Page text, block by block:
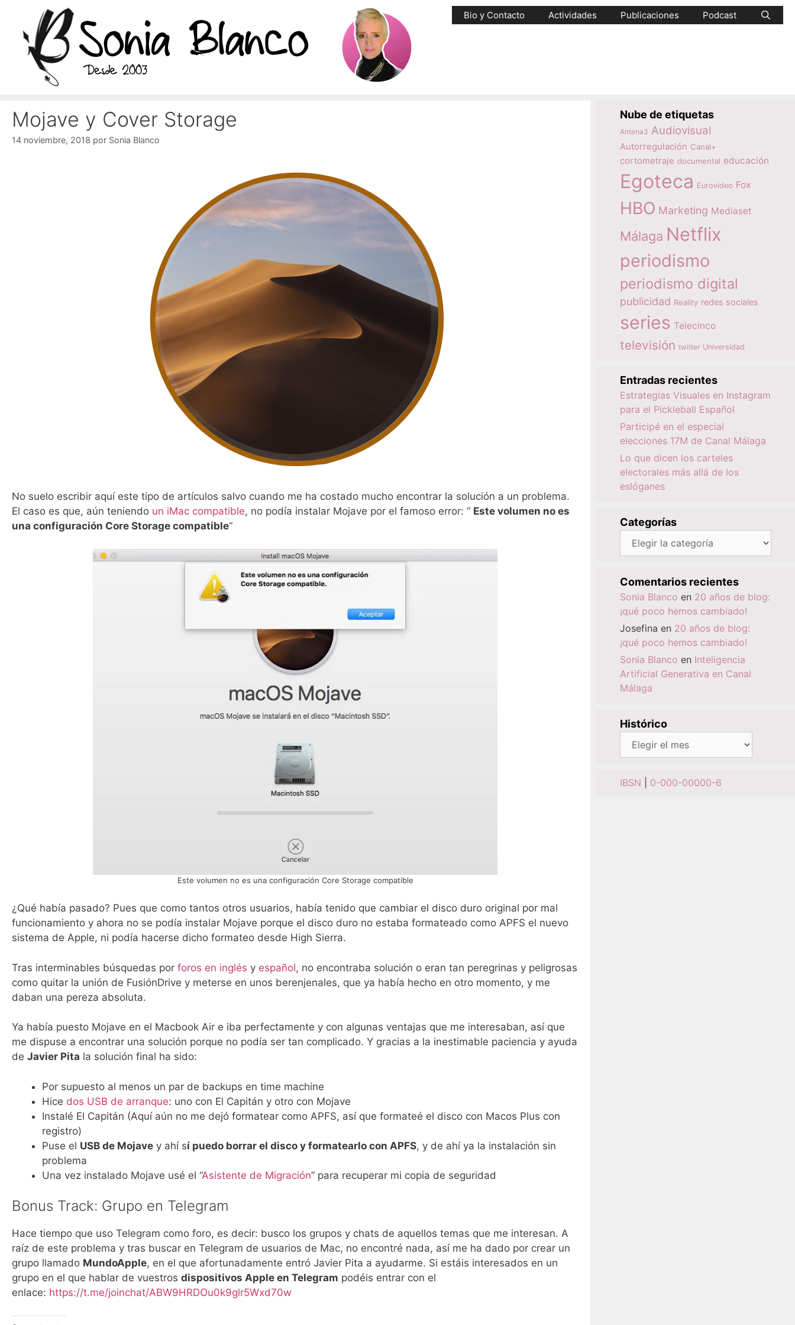
contenido
Bio y Contacto Actividades Publicaciones Podcast
Mojave y Cover Storage
14 noviembre, 2018 por Sonia Blanco
No suelo escribir aquí este tipo de artículos salvo cuando me ha costado mucho encontrar la solución a un problema.
El caso es que, aún teniendo un iMac compatible, no podía instalar Mojave por el famoso error: ” Este volumen no es
una configuración Core Storage compatible“
Este volumen no es una configuración Core Storage compatible
¿Qué había pasado? Pues que como tantos otros usuarios, había tenido que cambiar el disco duro original por mal
funcionamiento y ahora no se podía instalar Mojave porque el disco duro no estaba formateado como APFS el nuevo
sistema de Apple, ni podía hacerse dicho formateo desde High Sierra.
Tras interminables búsquedas por foros en inglés y español, no encontraba solución o eran tan peregrinas y peligrosas
como quitar la unión de FusiónDrive y meterse en unos berenjenales, que ya había hecho en otro momento, y me
daban una pereza absoluta.
Ya había puesto Mojave en el Macbook Air e iba perfectamente y con algunas ventajas que me interesaban, así que
me dispuse a encontrar una solución porque no podía ser tan complicado. Y gracias a la inestimable paciencia y ayuda
de Javier Pita la solución final ha sido:
Por supuesto al menos un par de backups en time machine
Hice dos USB de arranque: uno con El Capitán y otro con Mojave
Instalé El Capitán (Aquí aún no me dejó formatear como APFS, así que formateé el disco con Macos Plus con
registro)
Puse el USB de Mojave y ahí sí puedo borrar el disco y formatearlo con APFS, y de ahí ya la instalación sin
problema
Una vez instalado Mojave usé el “Asistente de Migración” para recuperar mi copia de seguridad
Bonus Track: Grupo en Telegram
Hace tiempo que uso Telegram como foro, es decir: busco los grupos y chats de aquellos temas que me interesan. A
raíz de este problema y tras buscar en Telegram de usuarios de Mac, no encontré nada, así me ha dado por crear un
grupo llamado MundoApple, en el que afortunadamente entró Javier Pita a ayudarme. Si estáis interesados en un
grupo en el que hablar de vuestros dispositivos Apple en Telegram podéis entrar con el
enlace: https://t.me/joinchat/ABW9HRDOu0k9glr5Wxd70w
Nube de etiquetas
Antena3 Audiovisual
Autorregulación Canal+
cortometraje documental educación
Egoteca Eurovideo Fox
HBO Marketing Mediaset
Málaga Netflix
periodismo
periodismo digital
publicidad Reality redes sociales
series Telecinco
televisión twitter Universidad
Entradas recientes
Estrategias Visuales en Instagram
para el Pickleball Español
Participé en el especial
elecciones 17M de Canal Málaga
Lo que dicen los carteles
electorales más allá de los
eslóganes
Categorías
Categorías
Comentarios recientes
Sonia Blanco en 20 años de blog:
¡qué poco hemos cambiado!
Josefina en 20 años de blog:
¡qué poco hemos cambiado!
Sonia Blanco en Inteligencia
Artificial Generativa en Canal
Málaga
Histórico
Histórico
IBSN 0-000-00000-6